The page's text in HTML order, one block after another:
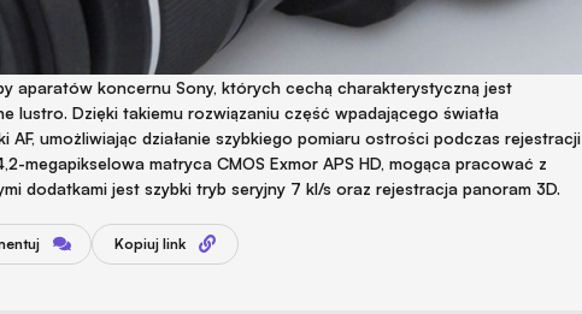
aparatów koncernu Sony, których cechą charakterystyczną jest
lustro. Dzięki takiemu rozwiązaniu część wpadającego światła
AF, umożliwiając działanie szybkiego pomiaru ostrości podczas rejestracji
megapikselowa matryca CMOS Exmor APS HD, mogąca pracować z
dodatkami jest szybki tryb seryjny 7 kl/s oraz rejestracja panoram 3D.
Kopiuj link